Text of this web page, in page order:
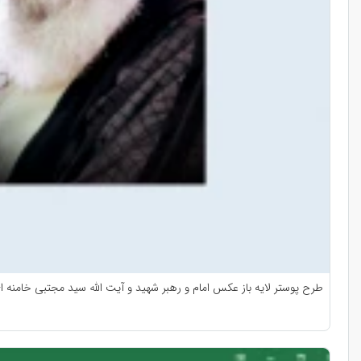
طرح پوستر لایه باز عکس امام و رهبر شهید و آیت الله سید مجتبی خامنه